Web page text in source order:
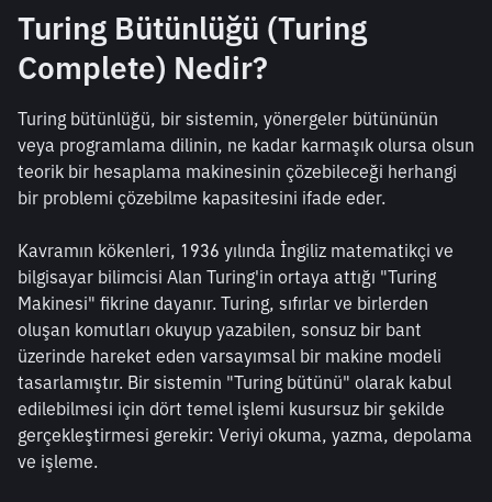
Turing Bütünlüğü (Turing
Complete) Nedir?
Turing bütünlüğü, bir sistemin, yönergeler bütününün
veya programlama dilinin, ne kadar karmaşık olursa olsun
teorik bir hesaplama makinesinin çözebileceği herhangi
bir problemi çözebilme kapasitesini ifade eder.
Kavramın kökenleri, 1936 yılında İngiliz matematikçi ve
bilgisayar bilimcisi Alan Turing'in ortaya attığı "Turing
Makinesi" fikrine dayanır. Turing, sıfırlar ve birlerden
oluşan komutları okuyup yazabilen, sonsuz bir bant
üzerinde hareket eden varsayımsal bir makine modeli
tasarlamıştır. Bir sistemin "Turing bütünü" olarak kabul
edilebilmesi için dört temel işlemi kusursuz bir şekilde
gerçekleştirmesi gerekir: Veriyi okuma, yazma, depolama
ve işleme.